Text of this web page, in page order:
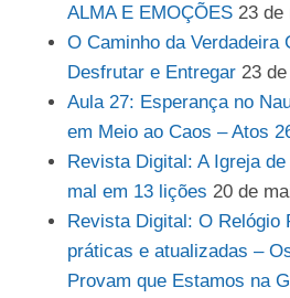
ALMA E EMOÇÕES 23 de
O Caminho da Verdadeira
Desfrutar e Entregar 23
Aula 27: Esperança no
em Meio ao Caos – Atos
Revista Digital: A Igreja
mal em 13 lições 20 de
Revista Digital: O Relógio
práticas e atualizadas –
Provam que Estamos na